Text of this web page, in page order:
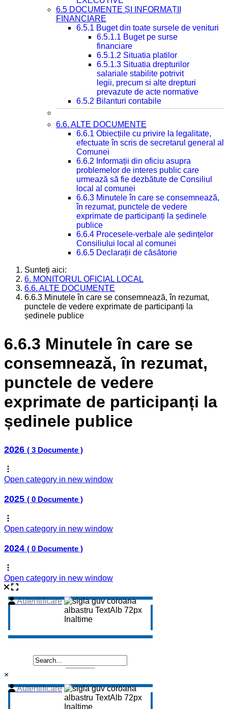
6.5 DOCUMENTE ȘI INFORMAȚII
FINANCIARE
6.5.1 Buget din toate sursele de venituri
6.5.1.1 Buget pe surse
financiare
6.5.1.2 Situatia platilor
6.5.1.3 Situatia drepturilor
salariale stabilite potrivit
legii, precum si alte drepturi
prevazute de acte normative
6.5.2 Bilanturi contabile
6.6. ALTE DOCUMENTE
6.6.1 Obiecțiile cu privire la legalitate,
efectuate în scris de secretarul general al
Comunei
6.6.2 Informații din oficiu asupra
problemelor de interes public care
urmează să fie dezbătute de Consiliul
local al comunei
6.6.3 Minutele în care se consemnează,
în rezumat, punctele de vedere
exprimate de participanți la ședinele
publice
6.6.4 Procesele-verbale ale ședințelor
Consiliului local al comunei
6.6.5 Declarații de căsătorie
Sunteți aici:
6. MONITORUL OFICIAL LOCAL
6.6. ALTE DOCUMENTE
6.6.3 Minutele în care se consemnează, în rezumat,
punctele de vedere exprimate de participanți la
ședinele publice
6.6.3 Minutele în care se
consemnează, în rezumat,
punctele de vedere
exprimate de participanți la
ședinele publice
2026 ( 3 Documente )
Open category in new window
2025 ( 0 Documente )
Open category in new window
2024 ( 0 Documente )
Open category in new window
×